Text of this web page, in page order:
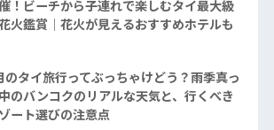
！ビーチから子連れで楽しむタイ最大級
火鑑賞｜花火が見えるおすすめホテルも
のタイ旅行ってぶっちゃけどう？雨季真っ
のバンコクのリアルな天気と、行くべき
ート選びの注意点